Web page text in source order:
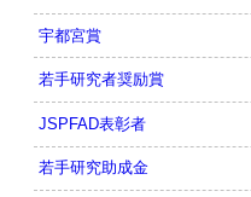
宇都宮賞
若手研究者奨励賞
JSPFAD表彰者
若手研究助成金